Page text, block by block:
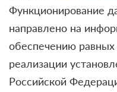
Функционирование
направлено на
обеспечению
реализации
Российской